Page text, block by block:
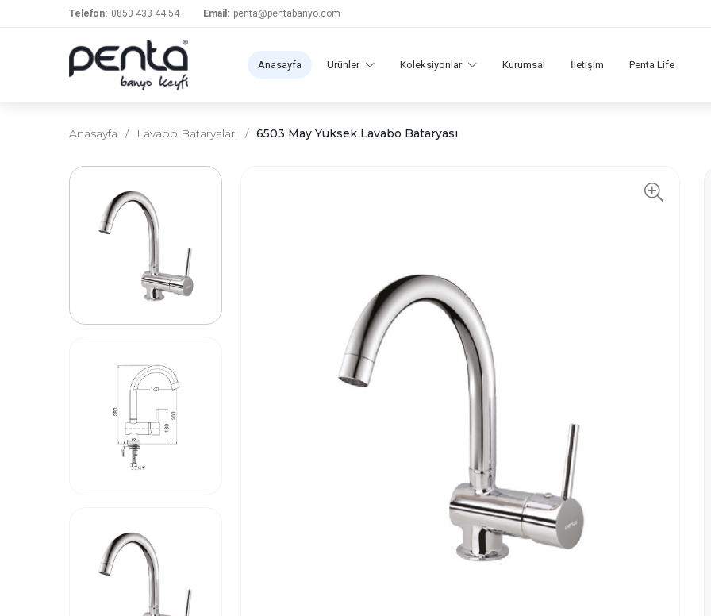
Telefon: 0850 433 44 54 Email: penta@pentabanyo.com
Anasayfa Ürünler Koleksiyonlar Kurumsal İletişim Penta Life
Anasayfa / Lavabo Bataryaları / 6503 May Yüksek Lavabo Bataryası